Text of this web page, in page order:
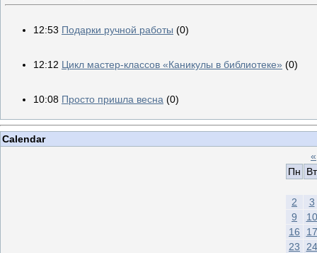
12:53 Подарки ручной работы (0)
12:12 Цикл мастер-классов «Каникулы в библиотеке» (0)
10:08 Просто пришла весна (0)
Calendar
«
Пн
Вт
2
3
9
10
16
17
23
24